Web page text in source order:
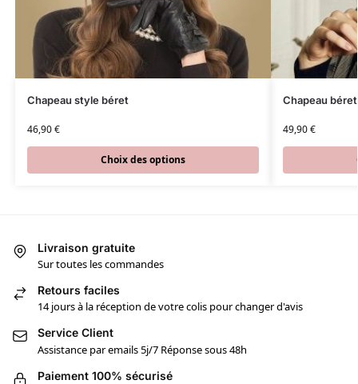
Chapeau style béret
46,90€
Choix des options
Chapeau
49,90€
Livraison gratuite
Sur toutes les commandes
Retours faciles
14 jours à la réception de votre colis pour changer d'avis
Service Client
Assistance par emails 5j/7 Réponse sous 48h
Paiement 100% sécurisé